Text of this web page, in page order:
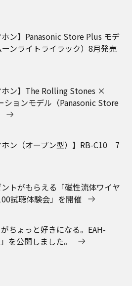
ホン】Panasonic Store Plus モデ
ンライトライラック）8月発売
ホン】The Rolling Stones ×
ションモデル（Panasonic Store
ホン（オープン型）】RB-C10 7
トがもらえる「磁性流体ワイヤ
試聴体験会」を開催
ちょっと好きになる。EAH-
を公開しました。